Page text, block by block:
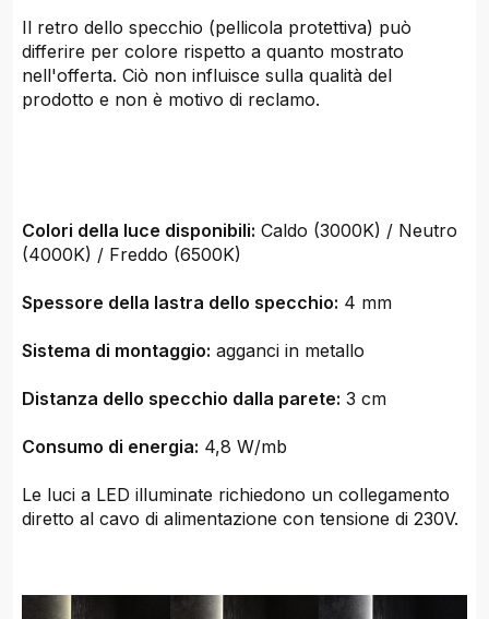
Il retro dello specchio (pellicola protettiva) può
differire per colore rispetto a quanto mostrato
nell'offerta. Ciò non influisce sulla qualità del
prodotto e non è motivo di reclamo.
Colori della luce disponibili: Caldo (3000K) / Neutro
(4000K) / Freddo (6500K)
Spessore della lastra dello specchio: 4 mm
Sistema di montaggio: agganci in metallo
Distanza dello specchio dalla parete: 3 cm
Consumo di energia: 4,8 W/mb
Le luci a LED illuminate richiedono un collegamento
diretto al cavo di alimentazione con tensione di 230V.